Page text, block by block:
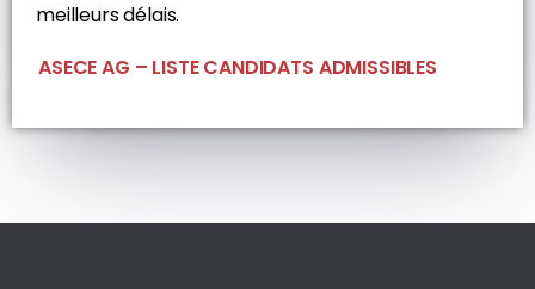
meilleurs délais.
ASECE AG – LISTE CANDIDATS ADMISSIBLES